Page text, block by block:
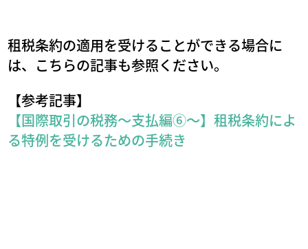
租税条約の適用を受けることができる場合に
は、こちらの記事も参照ください。
【参考記事】
【国際取引の税務～支払編⑥～】租税条約によ
る特例を受けるための手続き